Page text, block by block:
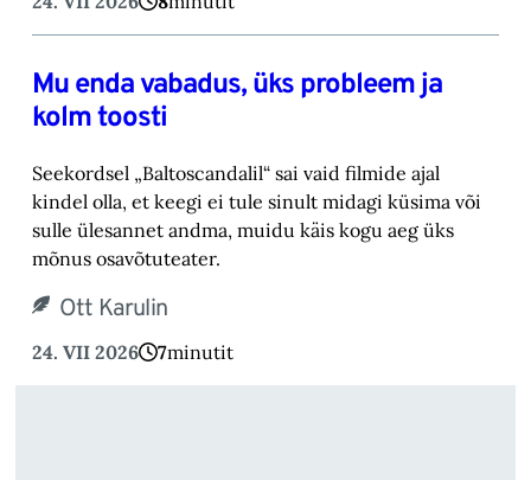
Mu enda vabadus, üks probleem ja
kolm toosti
Seekordsel „Baltoscandalil“ sai vaid filmide ajal
kindel olla, et keegi ei tule sinult midagi küsima või
sulle ülesannet andma, muidu käis kogu aeg üks
mõnus osavõtuteater.
Ott Karulin
24. VII 2026 7minutit